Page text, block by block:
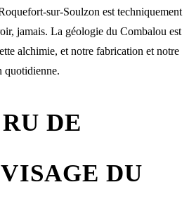
sur-Soulzon est techniquement
jamais. La géologie du Combalou est
alchimie, et notre fabrication et notre
quotidienne.
DE
DU